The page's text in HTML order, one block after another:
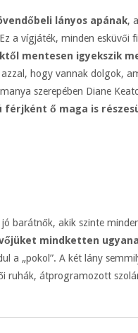
lányos apának,
a vígjáték, minden esküvői
mentesen igyekszik
hogy vannak dolgok,
szerepében Diane
férjként ő maga is
barátnők, akik szinte
mindketten
a „pokol”. A két lány
ruhák, átprogramozott